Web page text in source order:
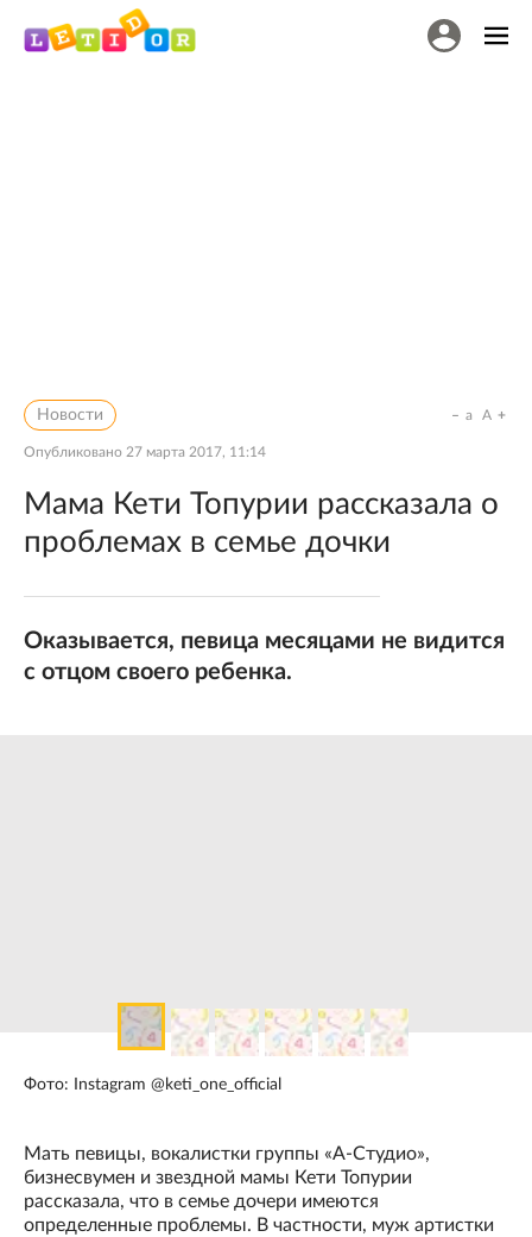
Новости
Опубликовано 27 марта 2017, 11:14
a A
Мама Кети Топурии рассказала о
проблемах в семье дочки
Оказывается, певица месяцами не видится
с отцом своего ребенка.
Фото: Instagram @keti_one_official
Мать певицы, вокалистки группы «А-Студио»,
бизнесвумен и звездной мамы Кети Топурии
рассказала, что в семье дочери имеются
определенные проблемы. В частности, муж артистки